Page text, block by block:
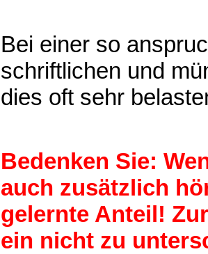
Bei einer so
schriftlichen und
dies oft sehr
Bedenken Sie:
auch zusätzlich
gelernte Anteil!
ein nicht zu